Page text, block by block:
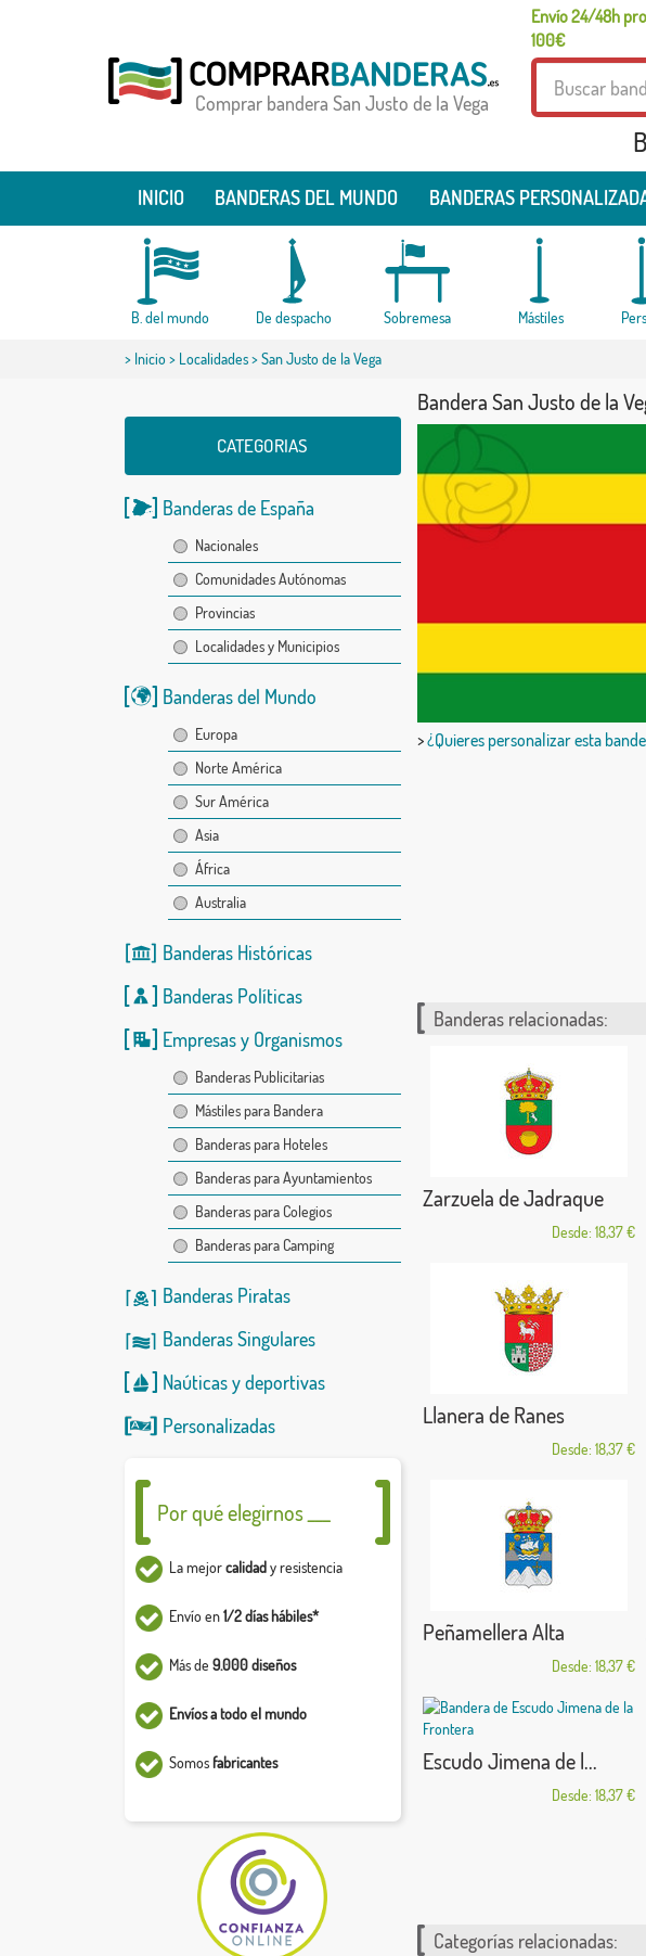
Envío 24/48h
100€
Comprar bandera San Justo de la Vega
INICIO BANDERAS DEL MUNDO BANDERAS
B. del mundo De despacho Sobremesa Mástiles
> Inicio> Localidades> San Justo de la Vega
CATEGORIAS
Banderas de España
Nacionales
Comunidades Autónomas
Provincias
Localidades y Municipios
Banderas del Mundo
Europa
Norte América
Sur América
Asia
África
Australia
Banderas Históricas
Banderas Políticas
Empresas y Organismos
Banderas Publicitarias
Mástiles para Bandera
Banderas para Hoteles
Banderas para Ayuntamientos
Banderas para Colegios
Banderas para Camping
Banderas Piratas
Banderas Singulares
Naúticasydeportivas
Personalizadas
Por qué elegirnos ___
La mejorcalidady resistencia
Envío en1/2 días hábiles*
Más de 9.000 diseños
Envíos a todo el mundo
Somosfabricantes
Bandera San Justo de la
>¿Quieres personalizar esta
Banderas relacionadas:
Zarzuela de Jadraque
Desde: 18,37 €
Llanera de Ranes
Desde: 18,37 €
Peñamellera Alta
Desde: 18,37 €
Escudo Jimena de l...
Desde: 18,37 €
Categorías relacionadas: